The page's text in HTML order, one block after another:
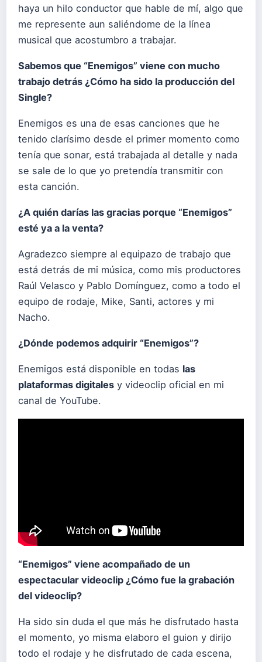
haya un hilo conductor que hable de mí, algo que
me represente aun saliéndome de la línea
musical que acostumbro a trabajar.
Sabemos que “Enemigos” viene con mucho
trabajo detrás ¿Cómo ha sido la producción del
Single?
Enemigos es una de esas canciones que he
tenido clarísimo desde el primer momento como
tenía que sonar, está trabajada al detalle y nada
se sale de lo que yo pretendía transmitir con
esta canción.
¿A quién darías las gracias porque “Enemigos”
esté ya a la venta?
Agradezco siempre al equipazo de trabajo que
está detrás de mi música, como mis productores
Raúl Velasco y Pablo Domínguez, como a todo el
equipo de rodaje, Mike, Santi, actores y mi
Nacho.
¿Dónde podemos adquirir “Enemigos”?
Enemigos está disponible en todas las
plataformas digitales y videoclip oficial en mi
canal de YouTube.
“Enemigos” viene acompañado de un
espectacular videoclip ¿Cómo fue la grabación
del videoclip?
Ha sido sin duda el que más he disfrutado hasta
el momento, yo misma elaboro el guion y dirijo
todo el rodaje y he disfrutado de cada escena,